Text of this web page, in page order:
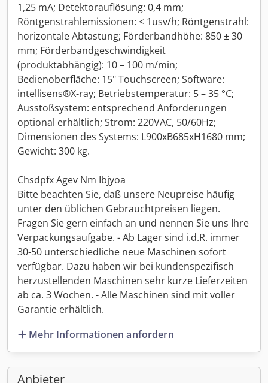
1,25 mA; Detektorauflösung: 0,4 mm;
Röntgenstrahlemissionen: < 1usv/h; Röntgenstrahl:
horizontale Abtastung; Förderbandhöhe: 850 ± 30
mm; Förderbandgeschwindigkeit
(produktabhängig): 10 – 100 m/min;
Bedienoberfläche: 15" Touchscreen; Software:
intellisens®X-ray; Betriebstemperatur: 5 – 35 °C;
Ausstoßsystem: entsprechend Anforderungen
optional erhältlich; Strom: 220VAC, 50/60Hz;
Dimensionen des Systems: L900xB685xH1680 mm;
Gewicht: 300 kg.
Chsdpfx Agev Nm Ibjyoa
Bitte beachten Sie, daß unsere Neupreise häufig
unter den üblichen Gebrauchtpreisen liegen.
Fragen Sie gern einfach an und nennen Sie uns Ihre
Verpackungsaufgabe. - Ab Lager sind i.d.R. immer
30-50 unterschiedliche neue Maschinen sofort
verfügbar. Dazu haben wir bei kundenspezifisch
herzustellenden Maschinen sehr kurze Lieferzeiten
ab ca. 3 Wochen. - Alle Maschinen sind mit voller
Garantie erhältlich.
Mehr Informationen anfordern
Anbieter